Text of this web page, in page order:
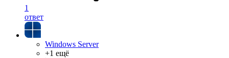
1
ответ
Windows Server
+1 ещё